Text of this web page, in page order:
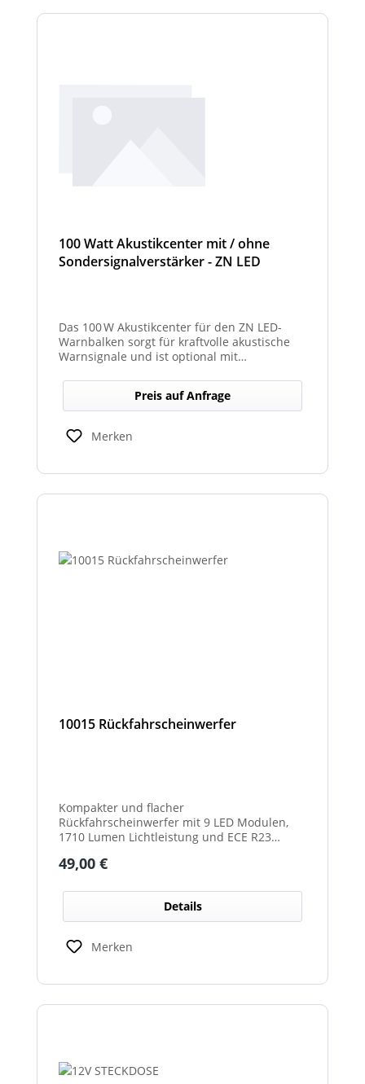
100 Watt Akustikcenter mit / ohne
Sondersignalverstärker - ZN LED
Das 100 W Akustikcenter für den ZN LED-
Warnbalken sorgt für kraftvolle akustische
Warnsignale und ist optional mit
erhältlich.
Preis auf Anfrage
Merken
10015 Rückfahrscheinwerfer
Kompakter und flacher
Rückfahrscheinwerfer mit 9 LED Modulen,
1710 Lumen Lichtleistung und ECE R23
Regulärer Preis:
49,00 €
Details
Merken